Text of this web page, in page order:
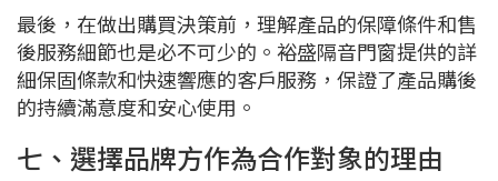
最後，在做出購買決策前，理解產品的保障條件和售
後服務細節也是必不可少的。裕盛隔音門窗提供的詳
細保固條款和快速響應的客戶服務，保證了產品購後
的持續滿意度和安心使用。
七、選擇品牌方作為合作對象的理由